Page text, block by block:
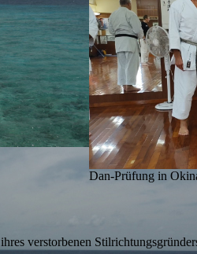
Dan-Prüfung in
verstorbenen